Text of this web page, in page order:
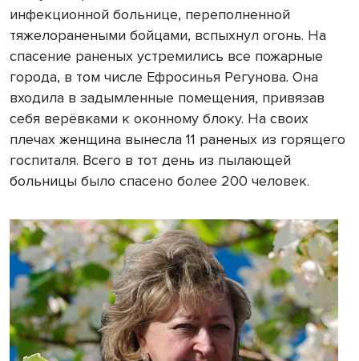
инфекционной больнице, переполненной
тяжелоранеными бойцами, вспыхнул огонь. На
спасение раненых устремились все пожарные
города, в том числе Ефросинья Регунова. Она
входила в задымленные помещения, привязав
себя верёвками к оконному блоку. На своих
плечах женщина вынесла 11 раненых из горящего
госпиталя. Всего в тот день из пылающей
больницы было спасено более 200 человек.